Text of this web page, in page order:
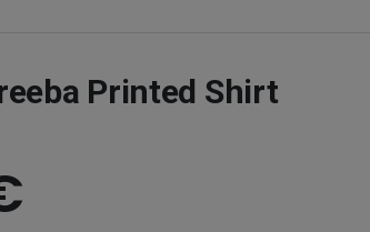
Printed Shirt